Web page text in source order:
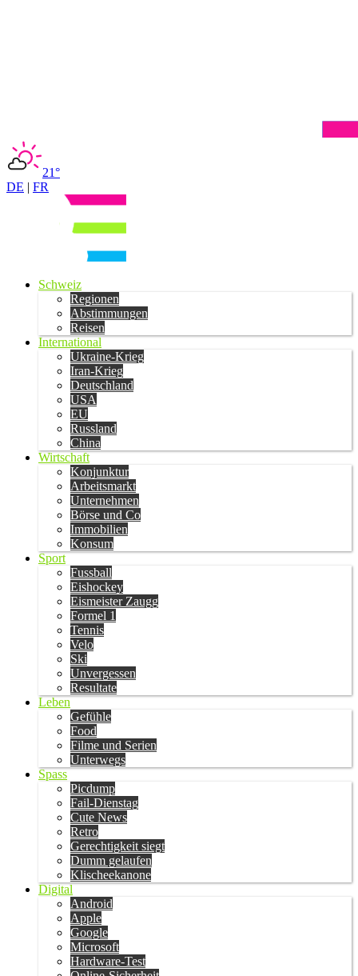
21°
DE | FR
Schweiz
Regionen
Abstimmungen
Reisen
International
Ukraine-Krieg
Iran-Krieg
Deutschland
USA
EU
Russland
China
Wirtschaft
Konjunktur
Arbeitsmarkt
Unternehmen
Börse und Co
Immobilien
Konsum
Sport
Fussball
Eishockey
Eismeister Zaugg
Formel 1
Tennis
Velo
Ski
Unvergessen
Resultate
Leben
Gefühle
Food
Filme und Serien
Unterwegs
Spass
Picdump
Fail-Dienstag
Cute News
Retro
Gerechtigkeit siegt
Dumm gelaufen
Klischeekanone
Digital
Android
Apple
Google
Microsoft
Hardware-Test